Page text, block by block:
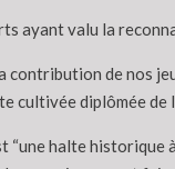
ayant valu la
contribution de nos
cultivée diplômée de
“une halte